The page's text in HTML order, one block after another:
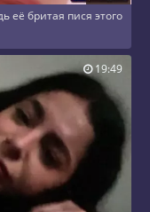
её бритая пися этого
19:49